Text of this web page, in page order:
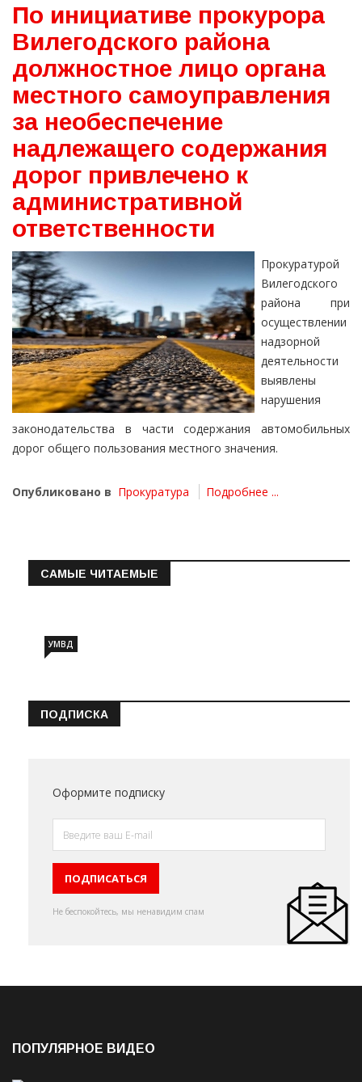
По инициативе прокурора
Вилегодского района
должностное лицо органа
местного самоуправления
за необеспечение
надлежащего содержания
дорог привлечено к
административной
ответственности
Прокуратурой
Вилегодского
района при
осуществлении
надзорной
деятельности
выявлены
нарушения
законодательства в части содержания автомобильных
дорог общего пользования местного значения.
Опубликовано в Прокуратура Подробнее ...
САМЫЕ ЧИТАЕМЫЕ
УМВД
ПОДПИСКА
Оформите подписку
Не беспокойтесь, мы ненавидим спам
ПОПУЛЯРНОЕ ВИДЕО